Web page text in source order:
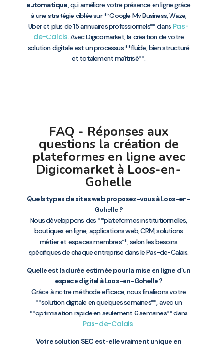
automatique, qui améliore votre présence en ligne grâce
à une stratégie ciblée sur **Google My Business, Waze,
Uber et plus de 15 annuaires professionnels** dans Pas-
de-Calais. Avec Digicomarket, la création de votre
solution digitale est un processus **fluide, bien structuré
et totalement maîtrisé**.
FAQ - Réponses aux
questions la création de
plateformes en ligne avec
Digicomarket à Loos-en-
Gohelle
Quels types de sites web proposez-vous à Loos-en-
Gohelle ?
Nous développons des **plateformes institutionnelles,
boutiques en ligne, applications web, CRM, solutions
métier et espaces membres**, selon les besoins
spécifiques de chaque entreprise dans le Pas-de-Calais.
Quelle est la durée estimée pour la mise en ligne d’un
espace digital à Loos-en-Gohelle ?
Grâce à notre méthode efficace, nous finalisons votre
**solution digitale en quelques semaines**, avec un
**optimisation rapide en seulement 6 semaines** dans
Pas-de-Calais.
Votre solution SEO est-elle vraiment unique en